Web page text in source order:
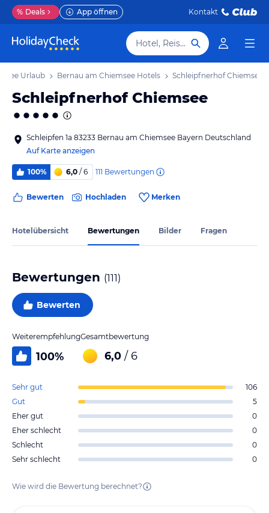
% Deals App öffnen Kontakt
Hotel, Reiseziel
Urlaub Bernau am Chiemsee Hotels Schleipfnerhof Chiemsee
Schleipfnerhof Chiemsee
Schleipfen 1a 83233 Bernau am Chiemsee Bayern Deutschland
Auf Karte anzeigen
100% 6,0 / 6 111 Bewertungen
Bewerten Hochladen Merken
Hotelübersicht Bewertungen Bilder Fragen
Bewertungen (111)
Bewerten
Weiterempfehlung
100%
Gesamtbewertung
6,0 / 6
Sehr gut
106
Gut
5
Eher gut
0
Eher schlecht
0
Schlecht
0
Sehr schlecht
0
Wie wird die Bewertung berechnet?